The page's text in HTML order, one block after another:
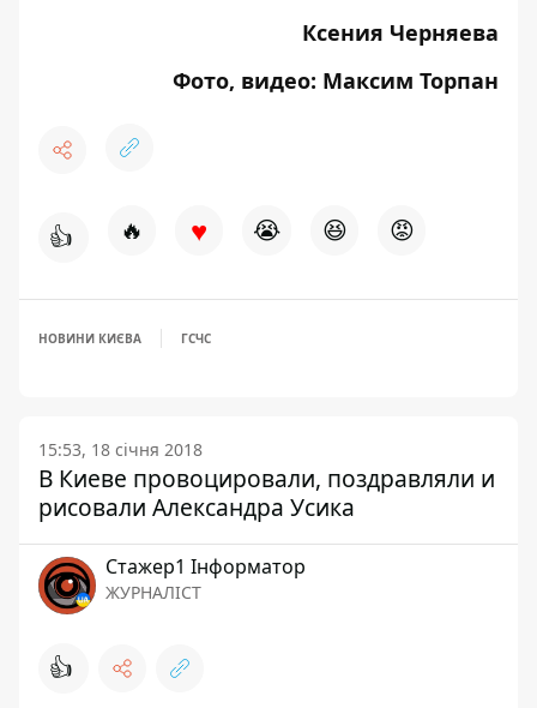
Ксения Черняева
Фото, видео: Максим Торпан
👍 🔥 ♥ 😭 😆 😡
НОВИНИ КИЄВА ГСЧС
15:53, 18 січня 2018
В Киеве провоцировали, поздравляли и
рисовали Александра Усика
Стажер1 Інформатор
ЖУРНАЛІСТ
👍